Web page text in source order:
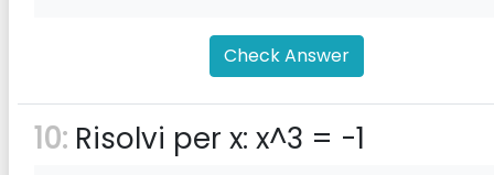
Check Answer
10: Risolvi per x: x^3 = -1